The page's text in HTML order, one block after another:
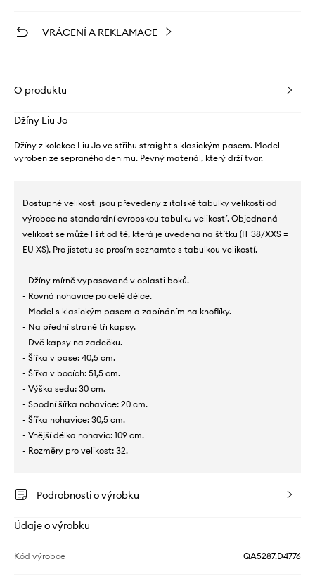
VRÁCENÍ A REKLAMACE
O produktu
Džíny Liu Jo
Džíny z kolekce Liu Jo ve střihu straight s klasickým pasem. Model
vyroben ze sepraného denimu. Pevný materiál, který drží tvar.
Dostupné velikosti jsou převedeny z italské tabulky velikostí od
výrobce na standardní evropskou tabulku velikostí. Objednaná
velikost se může lišit od té, která je uvedena na štítku (IT 38/XXS =
EU XS). Pro jistotu se prosím seznamte s tabulkou velikostí.
- Džíny mírně vypasované v oblasti boků.
- Rovná nohavice po celé délce.
- Model s klasickým pasem a zapínáním na knoflíky.
- Na přední straně tři kapsy.
- Dvě kapsy na zadečku.
- Šířka v pase: 40,5 cm.
- Šířka v bocích: 51,5 cm.
- Výška sedu: 30 cm.
- Spodní šířka nohavice: 20 cm.
- Šířka nohavice: 30,5 cm.
- Vnější délka nohavic: 109 cm.
- Rozměry pro velikost: 32.
Podrobnosti o výrobku
Údaje o výrobku
Kód výrobce QA5287.D4776